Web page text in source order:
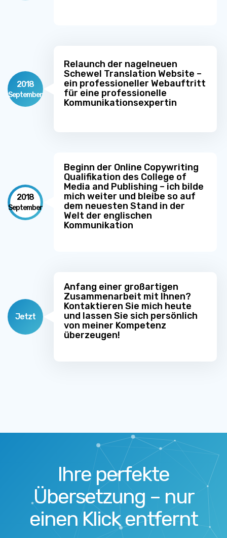
2018
September
Relaunch der nagelneuen
Schewel Translation Website –
ein professioneller Webauftritt
für eine professionelle
Kommunikationsexpertin
2018
September
Beginn der Online Copywriting
Qualifikation des College of
Media and Publishing – ich bilde
mich weiter und bleibe so auf
dem neuesten Stand in der
Welt der englischen
Kommunikation
Jetzt
Anfang einer großartigen
Zusammenarbeit mit Ihnen?
Kontaktieren Sie mich heute
und lassen Sie sich persönlich
von meiner Kompetenz
überzeugen!
Ihre perfekte
Übersetzung – nur
einen Klick entfernt